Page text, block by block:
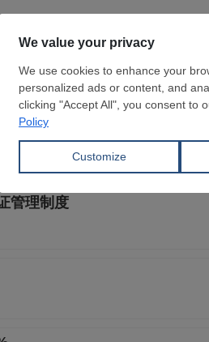
市场新秩序正逐步构建
处于荣枯线以下
管理制度